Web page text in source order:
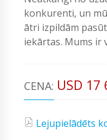
konkurenti, un
ātri izpildām
iekārtas. Mums ir
CENA: USD 17
Lejupielādēts